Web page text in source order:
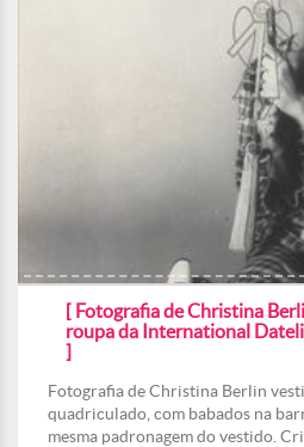
[ Fotografia de Christina
roupa da International
]
Fotografia de Christina Berlin
quadriculado, com babados na
mesma padronagem do vestido.